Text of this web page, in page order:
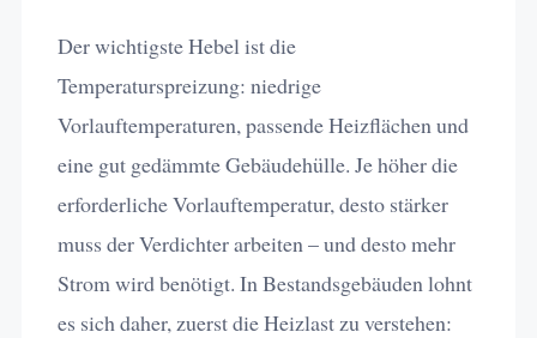
Der wichtigste Hebel ist die
Temperaturspreizung: niedrige
Vorlauftemperaturen, passende Heizflächen und
eine gut gedämmte Gebäudehülle. Je höher die
erforderliche Vorlauftemperatur, desto stärker
muss der Verdichter arbeiten – und desto mehr
Strom wird benötigt. In Bestandsgebäuden lohnt
es sich daher, zuerst die Heizlast zu verstehen: